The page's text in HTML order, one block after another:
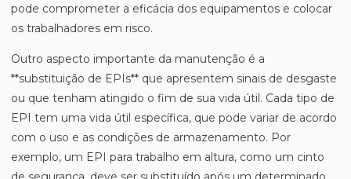
pode comprometer a eficácia dos equipamentos e colocar
os trabalhadores em risco.
Outro aspecto importante da manutenção é a
**substituição de EPIs** que apresentem sinais de desgaste
ou que tenham atingido o fim de sua vida útil. Cada tipo de
EPI tem uma vida útil específica, que pode variar de acordo
com o uso e as condições de armazenamento. Por
exemplo, um EPI para trabalho em altura, como um cinto